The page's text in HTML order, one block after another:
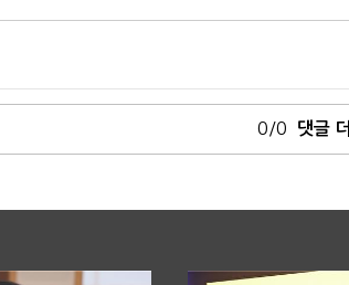
0/0 댓글